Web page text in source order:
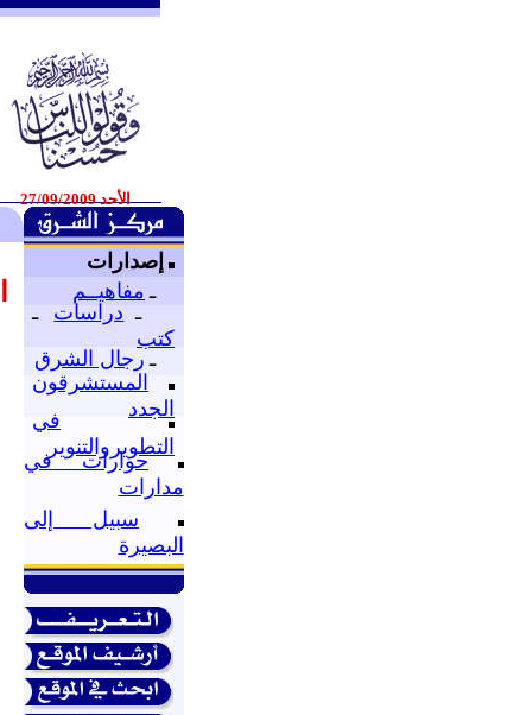
الأحد 27/09/2009
إصدارات
ـ مفاهيــم
ـ دراسات
ـ
كتب
ـ رجال الشرق
المستشرقون
الجدد
في
التطويروالتنوير
حوارات في
مدارات
سبيل إلى
البصيرة